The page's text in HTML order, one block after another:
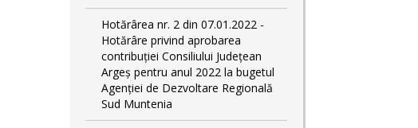
Hotărârea nr. 2 din 07.01.2022 -
Hotărâre privind aprobarea
contribuției Consiliului Județean
Argeș pentru anul 2022 la bugetul
Agenției de Dezvoltare Regională
Sud Muntenia